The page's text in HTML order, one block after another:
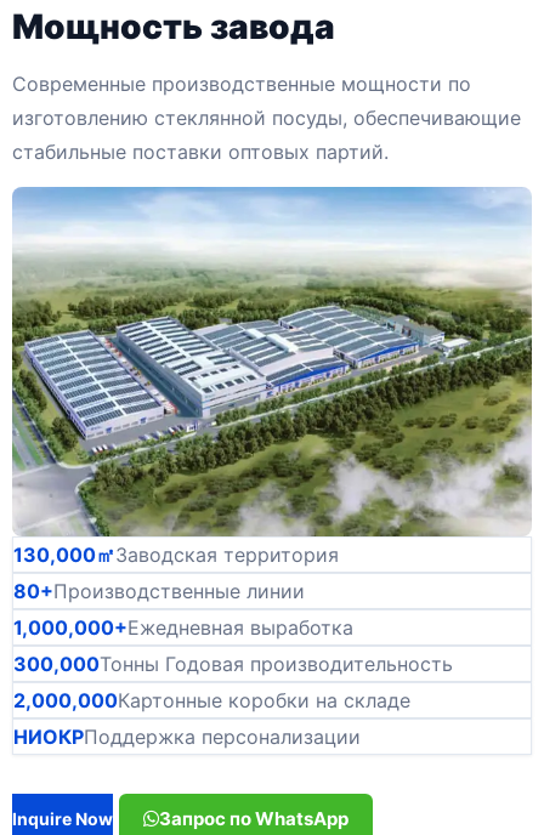
Мощность завода
Современные производственные мощности по
изготовлению стеклянной посуды, обеспечивающие
стабильные поставки оптовых партий.
130,000㎡Заводская территория
80+Производственные линии
1,000,000+Ежедневная выработка
300,000Тонны Годовая производительность
2,000,000Картонные коробки на складе
НИОКРПоддержка персонализации
Inquire Now Запрос по WhatsApp